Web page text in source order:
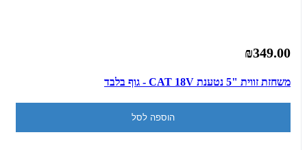
₪349.00
משחזת זווית "5 נטענת CAT 18V - גוף בלבד
הוספה לסל